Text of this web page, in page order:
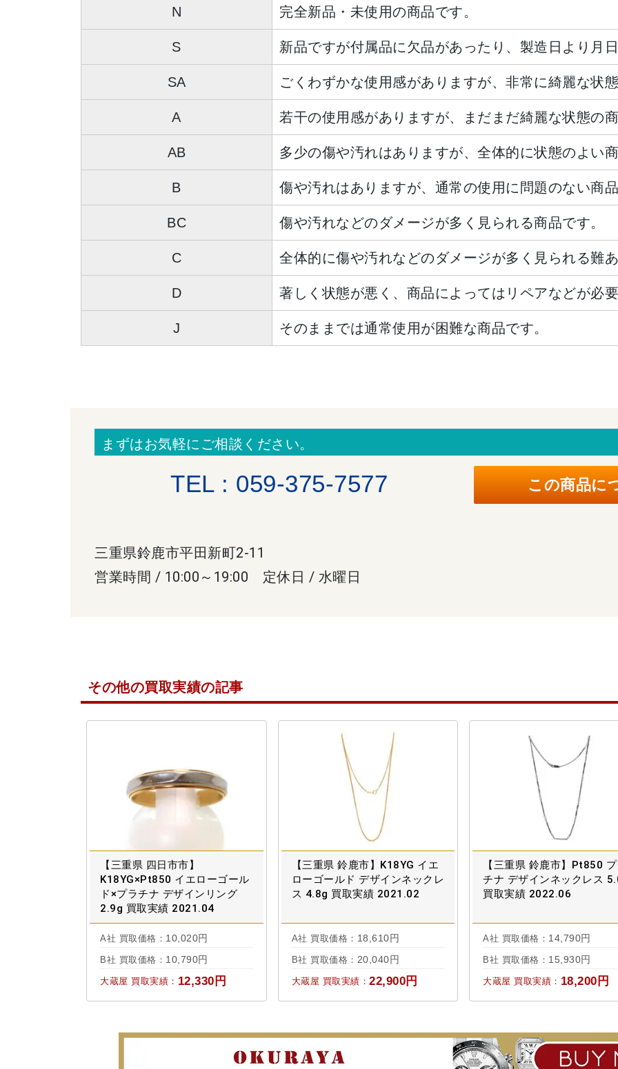
N 完全新品・未使用の商品です。
S 新品ですが付属品に欠品があったり、製造日より月
SA ごくわずかな使用感がありますが、非常に綺麗な状
A 若干の使用感がありますが、まだまだ綺麗な状態の
AB 多少の傷や汚れはありますが、全体的に状態のよい
B 傷や汚れはありますが、通常の使用に問題のない商
BC 傷や汚れなどのダメージが多く見られる商品です。
C 全体的に傷や汚れなどのダメージが多く見られる難
D 著しく状態が悪く、商品によってはリペアなどが必
J そのままでは通常使用が困難な商品です。
まずはお気軽にご相談ください。
TEL : 059-375-7577 この商品に
三重県鈴鹿市平田新町2-11
営業時間 / 10:00～19:00 定休日 / 水曜日
その他の買取実績の記事
【三重県 四日市市】
K18YG×Pt850 イエローゴール
ド×プラチナ デザインリング
2.9g 買取実績 2021.04
A社 買取価格： 10,020円
B社 買取価格： 10,790円
大蔵屋 買取実績： 12,330円
【三重県 鈴鹿市】K18YG イエ
ローゴールド デザインネックレ
ス 4.8g 買取実績 2021.02
A社 買取価格： 18,610円
B社 買取価格： 20,040円
大蔵屋 買取実績： 22,900円
【三重県 鈴鹿市】Pt850
チナ デザインネックレス
買取実績 2022.06
A社 買取価格： 14,790円
B社 買取価格： 15,930円
大蔵屋 買取実績： 18,200円